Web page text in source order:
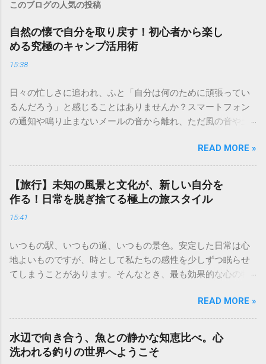
このブログの人気の投稿
自然の懐で自分を取り戻す！初心者から楽し
める究極のキャンプ活用術
15:38
日々の忙しさに追われ、ふと「自分は何のために頑張ってい
るんだろう」と感じることはありませんか？スマートフォン
の通知や鳴り止まないメールの音から離れ、ただ風の音や土
ャンプは単なるレジャーではなく、心身をリセットするため
の「自分回帰」の儀式。五感を研ぎ澄ませ、自然の一部にな
ることで、驚くほど心が軽くなるのを実感できるはずです。
今回は、初心者の方でも安心して始められる、人生を豊かに
するキャンプの魅力と実践的なノウハウを詳しくお届けしま
す。 焚き火の音と星空に癒やされる「非日常」の作り方 キャ
パチと薪がはぜる音、ゆらゆらと揺れるオレンジ色の炎に
は、「1/fゆらぎ」と呼ばれるリラックス効果があると言われ
ています。 焚き火を最大限に楽しむためのポイント 薪の種類
いナラやクヌギなどの広葉樹を組み合わせるのがコツです。
デジタルデトックスの徹底： 焚き火を眺める間だけは、スマ
ートフォンをカバンに仕舞いましょう。視覚が炎に集中する
ことで、瞑想に近い深いリラックス状態を得られます。 夜が
READ MORE »
【旅行】未知の風景と文化が、新しい自分を
作る！日常を脱ぎ捨てる極上の旅スタイル
15:41
いつもの駅、いつもの道、いつもの景色。安定した日常は心
地よいものですが、時として私たちの感性を少しずつ眠らせ
てしまうことがあります。そんなとき、最も効果的な心の特
土地ならではのスパイスの香りに触れ、言葉の通じない相手
と笑顔で通じ合う。旅先で出会う未知の風景や文化は、私た
ちの凝り固まった価値観を心地よく解きほぐしてくれます。
移動の先に待っているのは、新しい景色だけではありませ
ん。日常の役割から解放され、純粋な好奇心を取り戻した
READ MORE »
水辺で向き合う、魚との静かな知恵比べ。心
洗われる釣りの世界へようこそ